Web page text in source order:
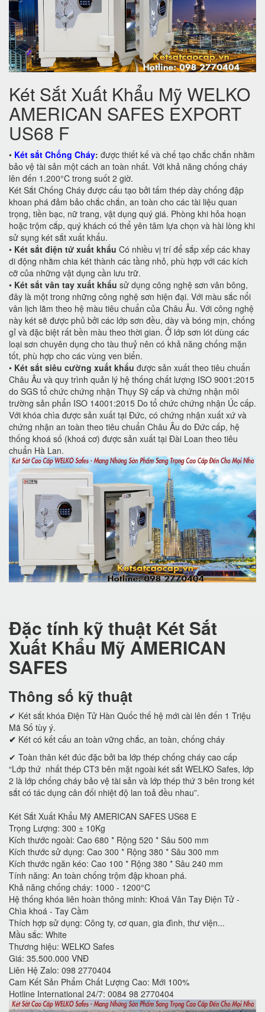
Két Sắt Xuất Khẩu Mỹ WELKO
AMERICAN SAFES EXPORT
US68 F
• Két sắt Chống Cháy: được thiết kế và chế tạo chắc chắn nhằm
bảo vệ tài sản một cách an toàn nhất. Với khả năng chống cháy
lên đến 1.200°C trong suốt 2 giờ.
Két Sắt Chống Cháy được cấu tạo bởi tấm thép dày chống đập
khoan phá đảm bảo chắc chắn, an toàn cho các tài liệu quan
trọng, tiền bạc, nữ trang, vật dụng quý giá. Phòng khi hỏa hoạn
hoặc trộm cắp, quý khách có thể yên tâm lựa chọn và hài lòng khi
sử sụng két sắt xuất khẩu.
• Két sắt điện tử xuất khẩu Có nhiều vị trí để sắp xếp các khay
di động nhằm chia két thành các tầng nhỏ, phù hợp với các kích
cỡ của những vật dụng cần lưu trữ.
• Két sắt vân tay xuất khẩu sử dụng công nghệ sơn vân bông,
đây là một trong những công nghệ sơn hiện đại. Với màu sắc nổi
vân lịch lãm theo hệ màu tiêu chuẩn của Châu Âu. Với công nghệ
này két sẽ được phủ bởi các lớp sơn đều, dày và bóng mịn, chống
gỉ và đặc biệt rất bền màu theo thời gian. Ở lớp sơn lót dùng các
loại sơn chuyên dụng cho tàu thuỷ nên có khả năng chống mặn
tốt, phù hợp cho các vùng ven biển.
• Két sắt siêu cường xuất khẩu được sản xuất theo tiêu chuẩn
Châu Âu và quy trình quản lý hệ thống chất lượng ISO 9001:2015
do SGS tổ chức chứng nhận Thụy Sỹ cấp và chứng nhận môi
trường sản phẩn ISO 14001:2015 Do tổ chức chứng nhận Úc cấp.
Với khóa chìa được sản xuất tại Đức, có chứng nhận xuất xứ và
chứng nhận an toàn theo tiêu chuẩn Châu Âu do Đức cấp, hệ
thống khoá số (khoá cơ) được sản xuất tại Đài Loan theo tiêu
chuẩn Hà Lan.
Đặc tính kỹ thuật Két Sắt
Xuất Khẩu Mỹ AMERICAN
SAFES
Thông số kỹ thuật
✔ Két sắt khóa Điện Tử Hàn Quốc thế hệ mới cài lên đến 1 Triệu
Mã Số tùy ý.
✔ Két có kết cấu an toàn vững chắc, an toàn, chống cháy
✔ Toàn thân két đúc đặc bởi ba lớp thép chống cháy cao cấp
“Lớp thứ nhất thép CT3 bên mặt ngoài két sắt WELKO Safes, lớp
2 là lớp chống cháy bảo vệ tài sản và lớp thép thứ 3 bên trong két
sắt có tác dụng cân đối nhiệt độ lan toả đều nhau”.
Két Sắt Xuất Khẩu Mỹ AMERICAN SAFES US68 E
Trọng Lượng: 300 ± 10Kg
Kích thước ngoài: Cao 680 * Rộng 520 * Sâu 500 mm
Kích thước sử dụng: Cao 300 * Rộng 380 * Sâu 300 mm
Kích thước ngăn kéo: Cao 100 * Rộng 380 * Sâu 240 mm
Tính năng: An toàn chống trộm đập khoan phá.
Khả năng chống cháy: 1000 - 1200°C
Hệ thống khóa liên hoàn thông minh: Khoá Vân Tay Điện Tử -
Chìa khoá - Tay Cầm
Thích hợp sử dụng: Công ty, cơ quan, gia đình, thư viện...
Mầu sắc: White
Thương hiệu: WELKO Safes
Giá: 35.500.000 VNĐ
Liên Hệ Zalo: 098 2770404
Cam Kết Sản Phẩm Chất Lượng Cao: Mới 100%
Hotline International 24/7: 0084 98 2770404